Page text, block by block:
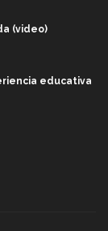
(video)
educativa